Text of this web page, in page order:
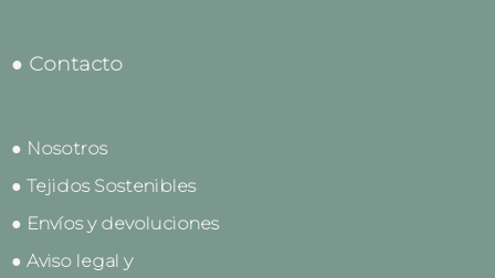
● Contacto
● Nosotros
● Tejidos Sostenibles
● Envíos y devoluciones
● Aviso legal y